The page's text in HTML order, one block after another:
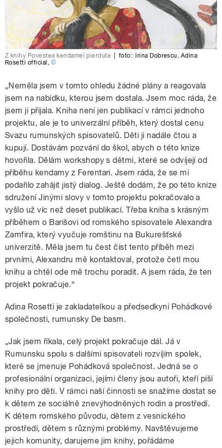
Z knihy Povestea kendamei pierdute foto: Irina Dobrescu , Adina
Rosetti official , ©
„Neměla jsem v tomto ohledu žádné plány a reagovala
jsem na nabídku, kterou jsem dostala. Jsem moc ráda, že
jsem ji přijala. Kniha není jen publikací v rámci jednoho
projektu, ale je to univerzální příběh, který dostal cenu
Svazu rumunských spisovatelů. Děti ji nadále čtou a
kupují. Dostávám pozvání do škol, abych o této knize
hovořila. Dělám workshopy s dětmi, které se odvíjejí od
příběhu kendamy z Ferentari. Jsem ráda, že se mi
podařilo zahájit jistý dialog. Ještě dodám, že po této knize
sdružení Jinými slovy v tomto projektu pokračovalo a
vyšlo už víc než deset publikací. Třeba kniha s krásným
příběhem o Barišovi od romského spisovatele Alexandra
Zamfira, který vyučuje romštinu na Bukurešťské
univerzitě. Měla jsem tu čest číst tento příběh mezi
prvními, Alexandru mě kontaktoval, protože četl mou
knihu a chtěl ode mě trochu poradit. A jsem ráda, že ten
projekt pokračuje.“
Adina Rosetti je zakladatelkou a předsedkyní Pohádkové
společnosti, rumunsky De basm.
„Jak jsem říkala, celý projekt pokračuje dál. Já v
Rumunsku spolu s dalšími spisovateli rozvíjím spolek,
které se jmenuje Pohádková společnost. Jedná se o
profesionální organizaci, jejími členy jsou autoři, kteří píší
knihy pro děti. V rámci naší činnosti se snažíme dostat se
k dětem ze sociálně znevýhodněných rodin a prostředí.
K dětem romského původu, dětem z vesnického
prostředí, dětem s různými problémy. Navštěvujeme
jejich komunity, darujeme jim knihy, pořádáme